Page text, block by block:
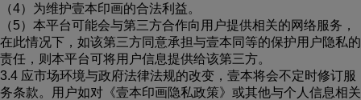
（4）为维护壹本印画的合法利益。
（5）本平台可能会与第三方合作向用户提供相关的网络服务，
在此情况下，如该第三方同意承担与壹本同等的保护用户隐私的
责任，则本平台可将用户信息提供给该第三方。
3.4 应市场环境与政府法律法规的改变，壹本将会不定时修订服
务条款。用户如对《壹本印画隐私政策》或其他与个人信息相关